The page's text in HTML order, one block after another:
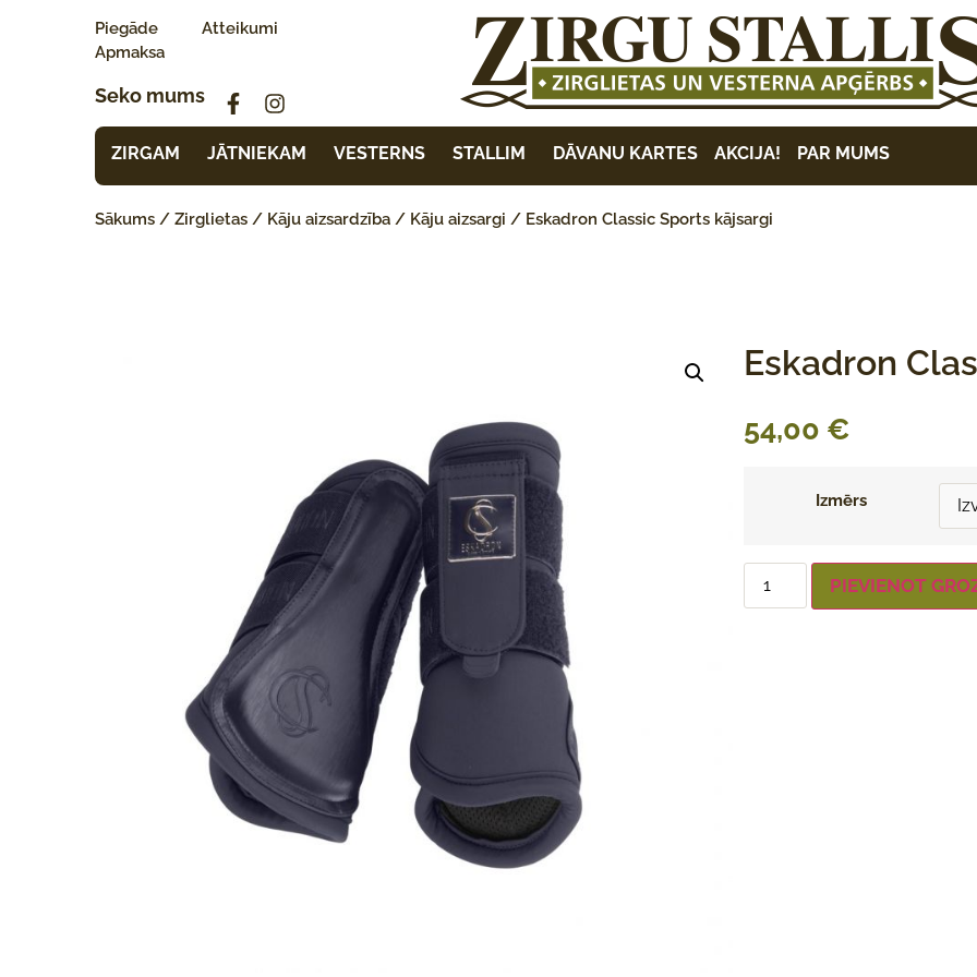
Piegāde
Apmaksa
Atteikumi
Seko mums
ZIRGAM JĀTNIEKAM VESTERNS STALLIM DĀVANU KARTES AKCIJA! PAR MUMS
Sākums / Zirglietas / Kāju aizsardzība / Kāju aizsargi / Eskadron Classic Sports kājsargi
Eskadron
54,00 €
Izmērs
PIEVIENOT